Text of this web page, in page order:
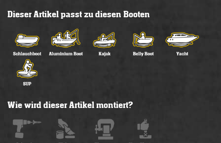
Dieser Artikel passt zu diesen Booten
Wie wird dieser Artikel montiert?